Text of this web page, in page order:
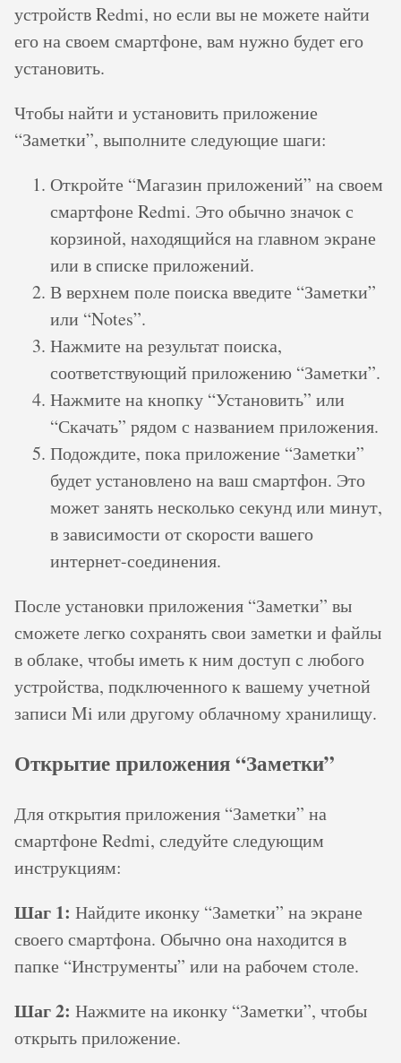
устройств Redmi, но если вы не можете найти
его на своем смартфоне, вам нужно будет его
установить.
Чтобы найти и установить приложение
“Заметки”, выполните следующие шаги:
Откройте “Магазин приложений” на своем
смартфоне Redmi. Это обычно значок с
корзиной, находящийся на главном экране
или в списке приложений.
В верхнем поле поиска введите “Заметки”
или “Notes”.
Нажмите на результат поиска,
соответствующий приложению “Заметки”.
Нажмите на кнопку “Установить” или
“Скачать” рядом с названием приложения.
Подождите, пока приложение “Заметки”
будет установлено на ваш смартфон. Это
может занять несколько секунд или минут,
в зависимости от скорости вашего
интернет-соединения.
После установки приложения “Заметки” вы
сможете легко сохранять свои заметки и файлы
в облаке, чтобы иметь к ним доступ с любого
устройства, подключенного к вашему учетной
записи Mi или другому облачному хранилищу.
Открытие приложения “Заметки”
Для открытия приложения “Заметки” на
смартфоне Redmi, следуйте следующим
инструкциям:
Шаг 1: Найдите иконку “Заметки” на экране
своего смартфона. Обычно она находится в
папке “Инструменты” или на рабочем столе.
Шаг 2: Нажмите на иконку “Заметки”, чтобы
открыть приложение.